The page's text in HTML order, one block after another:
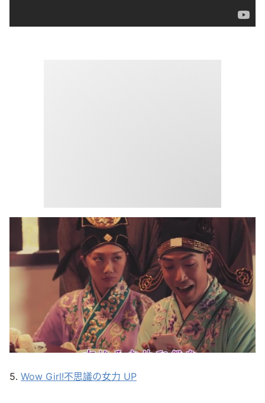
5. Wow Girl!不思議の女力 UP